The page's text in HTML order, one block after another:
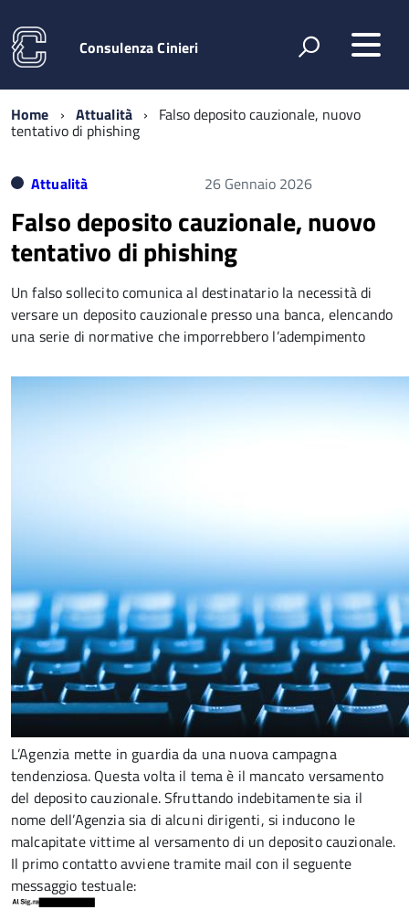
Consulenza Cinieri
Home Attualità Falso deposito cauzionale, nuovo
tentativo di phishing
Attualità 26 Gennaio 2026
Falso deposito cauzionale, nuovo
tentativo di phishing
Un falso sollecito comunica al destinatario la necessità di
versare un deposito cauzionale presso una banca, elencando
una serie di normative che imporrebbero l’adempimento
L’Agenzia mette in guardia da una nuova campagna
tendenziosa. Questa volta il tema è il mancato versamento
del deposito cauzionale. Sfruttando indebitamente sia il
nome dell’Agenzia sia di alcuni dirigenti, si inducono le
malcapitate vittime al versamento di un deposito cauzionale.
Il primo contatto avviene tramite mail con il seguente
messaggio testuale: